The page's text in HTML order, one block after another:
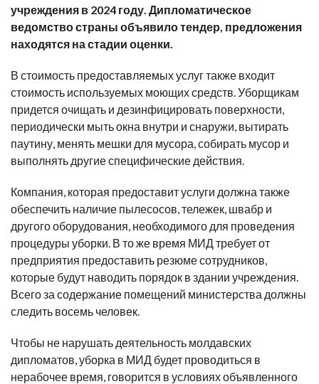
учреждения в 2024 году. Дипломатическое
ведомство страны объявило тендер, предложения
находятся на стадии оценки.
В стоимость предоставляемых услуг также входит
стоимость используемых моющих средств. Уборщикам
придется очищать и дезинфицировать поверхности,
периодически мыть окна внутри и снаружи, вытирать
паутину, менять мешки для мусора, собирать мусор и
выполнять другие специфические действия.
Компания, которая предоставит услуги должна также
обеспечить наличие пылесосов, тележек, швабр и
другого оборудования, необходимого для проведения
процедуры уборки. В то же время МИД требует от
предприятия предоставить резюме сотрудников,
которые будут наводить порядок в здании учреждения.
Всего за содержание помещений министерства должны
следить восемь человек.
Чтобы не нарушать деятельность молдавских
дипломатов, уборка в МИД будет проводиться в
нерабочее время, говорится в условиях объявленного